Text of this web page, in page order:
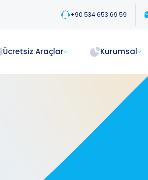
+90 534 653 69 59
Ücretsiz Araçlar Kurumsal